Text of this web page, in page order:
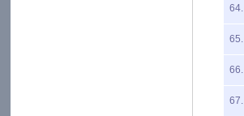
64.
65.
66.
67.